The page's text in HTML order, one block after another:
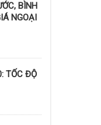
BÌNH
NGOẠI
TỐC ĐỘ